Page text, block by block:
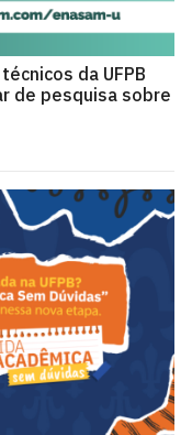
da UFPB
de pesquisa sobre